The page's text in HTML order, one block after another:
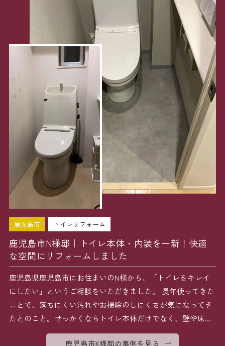
鹿児島市 トイレリフォーム
鹿児島市N様邸｜トイレ本体・内装を一新！快適
な空間にリフォームしました
鹿児島県鹿児島市にお住まいのN様から、「トイレをキレイ
にしたい」というご相談をいただきました。 長年使ってきた
ことで、落ちにくい汚れやお掃除のしにくさが気になってき
たとのこと。せっかくならトイレ本体だけでなく、壁や床も
鹿児島市K様邸の事例を見る